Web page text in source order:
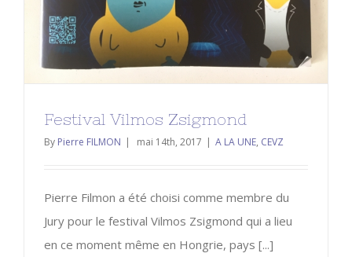
Festival Vilmos Zsigmond
By Pierre FILMON | mai 14th, 2017 | A LA UNE, CEVZ
Pierre Filmon a été choisi comme membre du
Jury pour le festival Vilmos Zsigmond qui a lieu
en ce moment même en Hongrie, pays [...]